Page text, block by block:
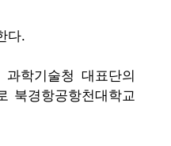
다.
학기술청 대표단의
북경항공항천대학교